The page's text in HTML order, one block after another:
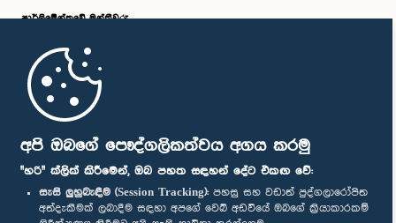
අපි ඔබගේ පෞද්ගලිකත්වය අගය කරමු
"හරි" ක්ලික් කිරීමෙන්, ඔබ පහත සඳහන් දේට එකඟ වේ:
සැසි ලුහුබැඳීම (Session Tracking): පහසු සහ වඩාත් පුද්ගලාරෝපිත
අත්දැකීමක් ලබාදීම සඳහා අපගේ වෙබ් අඩවියේ ඔබගේ ක්‍රියාකාරකම්
පාර්ලි‌මේන්තුවේ මන්ත්‍රීවරු
මුල් පිටුව
පාර්ලිමේන්තු ජංගම යෙදුම